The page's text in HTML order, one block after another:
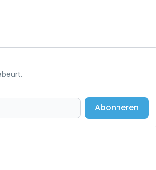
Abonneren